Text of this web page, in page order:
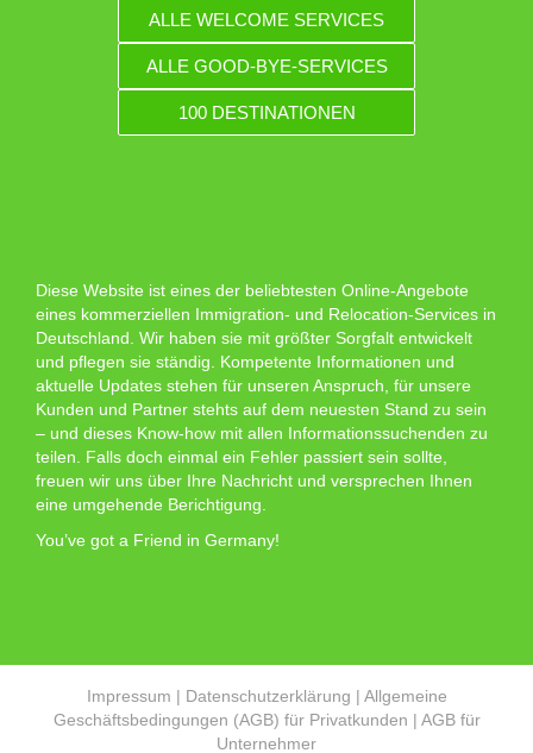
ALLE WELCOME SERVICES
ALLE GOOD-BYE-SERVICES
100 DESTINATIONEN
Diese Website ist eines der beliebtesten Online-Angebote
eines kommerziellen Immigration- und Relocation-Services in
Deutschland. Wir haben sie mit größter Sorgfalt entwickelt
und pflegen sie ständig. Kompetente Informationen und
aktuelle Updates stehen für unseren Anspruch, für unsere
Kunden und Partner stehts auf dem neuesten Stand zu sein
– und dieses Know-how mit allen Informationssuchenden zu
teilen. Falls doch einmal ein Fehler passiert sein sollte,
freuen wir uns über Ihre Nachricht und versprechen Ihnen
eine umgehende Berichtigung.
You’ve got a Friend in Germany!
Impressum | Datenschutzerklärung | Allgemeine
Geschäftsbedingungen (AGB) für Privatkunden | AGB für
Unternehmer